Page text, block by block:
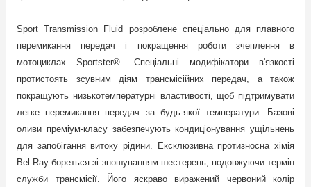
Sport Transmission Fluid розроблене спеціально для плавного
перемикання передач і покращення роботи зчеплення в
мотоциклах Sportster®. Спеціальні модифікатори в'язкості
протистоять зсувним діям трансмісійних передач, а також
покращують низькотемпературні властивості, щоб підтримувати
легке перемикання передач за будь-якої температури. Базові
оливи преміум-класу забезпечують кондиціонування ущільнень
для запобігання витоку рідини. Ексклюзивна протизносна хімія
Bel-Ray бореться зі зношуванням шестерень, подовжуючи термін
служби трансмісії. Його яскраво виражений червоний колір